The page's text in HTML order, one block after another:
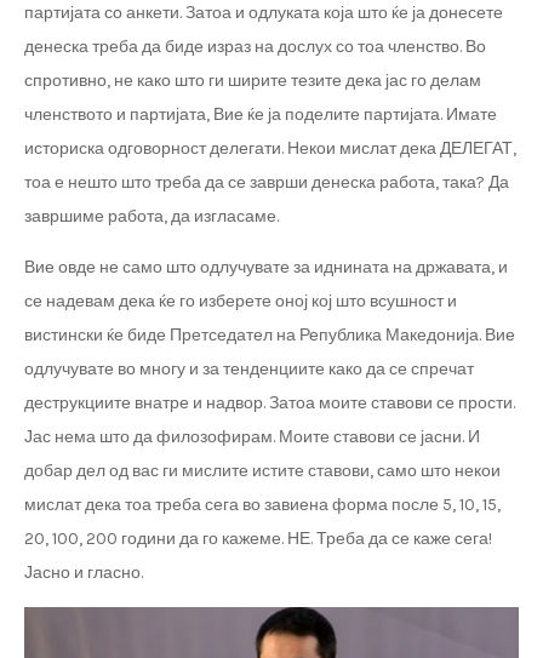
партијата со анкети. Затоа и одлуката која што ќе ја донесете
денеска треба да биде израз на дослух со тоа членство. Во
спротивно, не како што ги ширите тезите дека јас го делам
членството и партијата, Вие ќе ја поделите партијата. Имате
историска одговорност делегати. Некои мислат дека ДЕЛЕГАТ,
тоа е нешто што треба да се заврши денеска работа, така? Да
завршиме работа, да изгласаме.
Вие овде не само што одлучувате за иднината на државата, и
се надевам дека ќе го изберете оној кој што всушност и
вистински ќе биде Претседател на Република Македонија. Вие
одлучувате во многу и за тенденциите како да се спречат
деструкциите внатре и надвор. Затоа моите ставови се прости.
Јас нема што да филозофирам. Моите ставови се јасни. И
добар дел од вас ги мислите истите ставови, само што некои
мислат дека тоа треба сега во завиена форма после 5, 10, 15,
20, 100, 200 години да го кажеме. НЕ. Треба да се каже сега!
Јасно и гласно.